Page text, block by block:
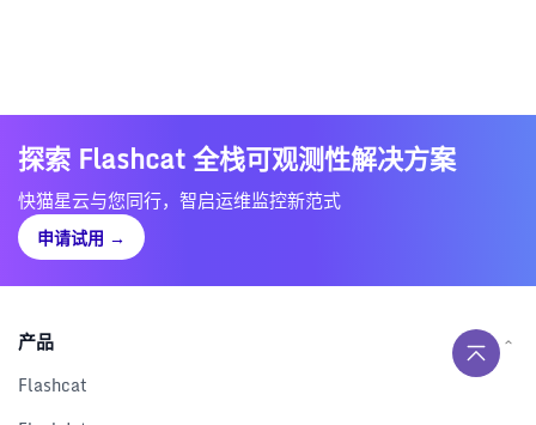
探索 Flashcat 全栈可观测性解决方案
快猫星云与您同行，智启运维监控新范式
申请试用 →
产品
Flashcat